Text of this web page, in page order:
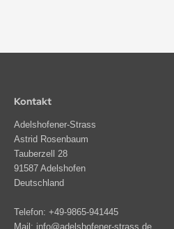
Kontakt
Adelshofener-Strass
Astrid Rosenbaum
Tauberzell 28
91587 Adelshofen
Deutschland
Telefon: +49-9865-941445
Mail: info@adelshofener-strass.de